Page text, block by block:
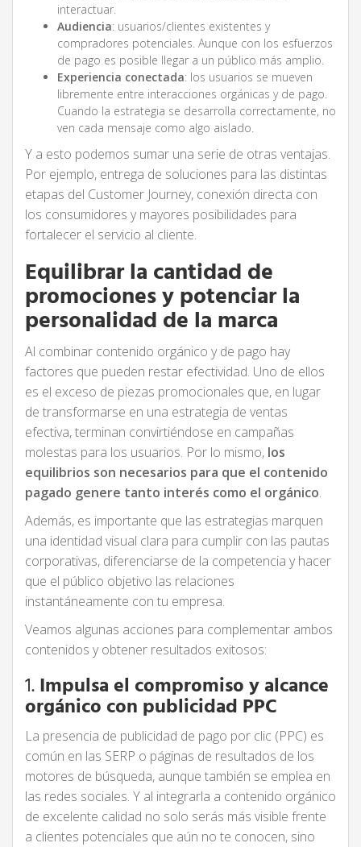
interactuar.
Audiencia: usuarios/clientes existentes y
compradores potenciales. Aunque con los esfuerzos
de pago es posible llegar a un público más amplio.
Experiencia conectada: los usuarios se mueven
libremente entre interacciones orgánicas y de pago.
Cuando la estrategia se desarrolla correctamente, no
ven cada mensaje como algo aislado.
Y a esto podemos sumar una serie de otras ventajas.
Por ejemplo, entrega de soluciones para las distintas
etapas del Customer Journey, conexión directa con
los consumidores y mayores posibilidades para
fortalecer el servicio al cliente.
Equilibrar la cantidad de
promociones y potenciar la
personalidad de la marca
Al combinar contenido orgánico y de pago hay
factores que pueden restar efectividad. Uno de ellos
es el exceso de piezas promocionales que, en lugar
de transformarse en una estrategia de ventas
efectiva, terminan convirtiéndose en campañas
molestas para los usuarios. Por lo mismo, los
equilibrios son necesarios para que el contenido
pagado genere tanto interés como el orgánico.
Además, es importante que las estrategias marquen
una identidad visual clara para cumplir con las pautas
corporativas, diferenciarse de la competencia y hacer
que el público objetivo las relaciones
instantáneamente con tu empresa.
Veamos algunas acciones para complementar ambos
contenidos y obtener resultados exitosos:
1.Impulsa el compromiso y alcance
orgánico con publicidad PPC
La presencia de publicidad de pago por clic (PPC) es
común en las SERP o páginas de resultados de los
motores de búsqueda, aunque también se emplea en
las redes sociales. Y al integrarla a contenido orgánico
de excelente calidad no solo serás más visible frente
a clientes potenciales que aún no te conocen, sino